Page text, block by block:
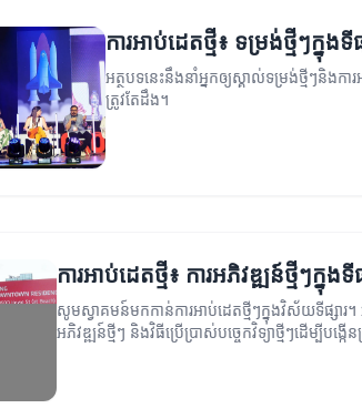
ការអាប់ដេតថ្មី៖ ទម្រង់ថ្មីៗក្នុង
អត្ថបទនេះនឹងនាំអ្នកឲ្យស្គាល់ទម្រង់ថ្មីៗនិងក
ត្រូវតែដឹង។
ការអាប់ដេតថ្មី៖ ការអភិវឌ្ឍន៍ថ្មីៗក្នុងទី
សូមស្វាគមន៍មកកាន់ការអាប់ដេតថ្មីៗក្នុងវិស័យទីផ្សារ។
អភិវឌ្ឍន៍ថ្មីៗ និងវិធីប្រើប្រាស់បច្ចេកវិទ្យាថ្មីៗដើម្បីបង្កើ